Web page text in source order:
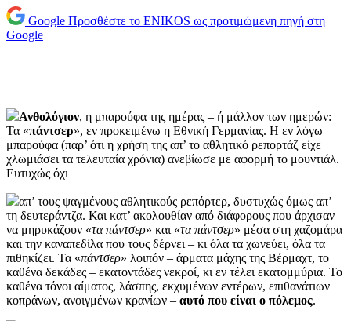
Google Προσθέστε το ENIKOS ως προτιμώμενη πηγή στη
Google
Ανθολόγιον, η μπαρούφα της ημέρας – ή μάλλον των ημερών:
Τα «πάντσερ», εν προκειμένω η Εθνική Γερμανίας. Η εν λόγω
μπαρούφα (παρ’ ότι η χρήση της απ’ το αθλητικό ρεπορτάζ είχε
χλωμιάσει τα τελευταία χρόνια) ανεβίωσε με αφορμή το μουντιάλ.
Ευτυχώς όχι
απ’ τους ψαγμένους αθλητικούς ρεπόρτερ, δυστυχώς όμως απ’
τη δευτεράντζα. Και κατ’ ακολουθίαν από διάφορους που άρχισαν
να μηρυκάζουν «τα πάντσερ» και «τα πάντσερ» μέσα στη χαζομάρα
και την καναπεδίλα που τους δέρνει – κι όλα τα χωνεύει, όλα τα
πιθηκίζει. Τα «πάντσερ» λοιπόν – άρματα μάχης της Βέρμαχτ, το
καθένα δεκάδες – εκατοντάδες νεκροί, κι εν τέλει εκατομμύρια. Το
καθένα τόνοι αίματος, λάσπης, εκχυμένων εντέρων, επιθανάτιων
κοπράνων, ανοιγμένων κρανίων – αυτό που είναι ο πόλεμος.